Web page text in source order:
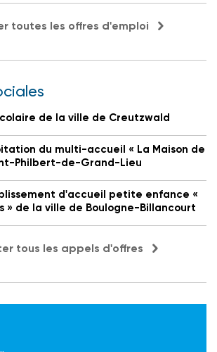
toutes les offres d'emploi
de la ville de Creutzwald
du multi-accueil « La Maison de
Philbert-de-Grand-Lieu
d'accueil petite enfance «
» de la ville de Boulogne-Billancourt
tous les appels d'offres